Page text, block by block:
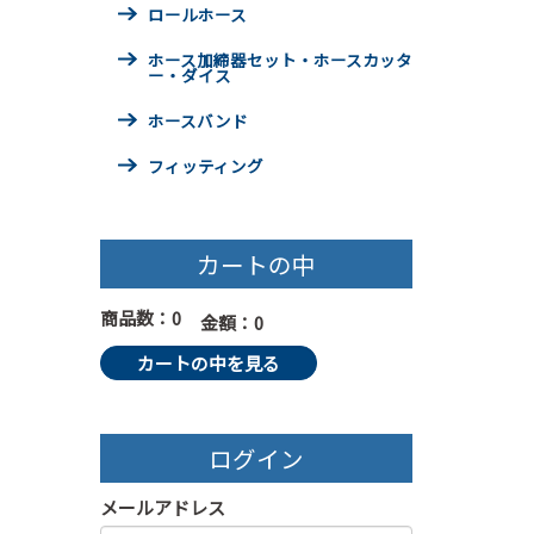
ロールホース
ホース加締器セット・ホースカッタ
ー・ダイス
ホースバンド
フィッティング
カートの中
商品数：0
金額：0
カートの中を見る
ログイン
メールアドレス